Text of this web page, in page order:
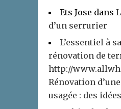
Ets Jose dans
d’un serrurier
L’essentiel à
rénovation de
http://
Rénovation
usagée : des